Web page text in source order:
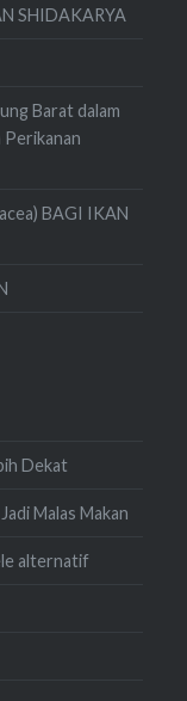
SHIDAKARYA
Barat dalam
Perikanan
BAGI IKAN
Dekat
Malas Makan
alternatif